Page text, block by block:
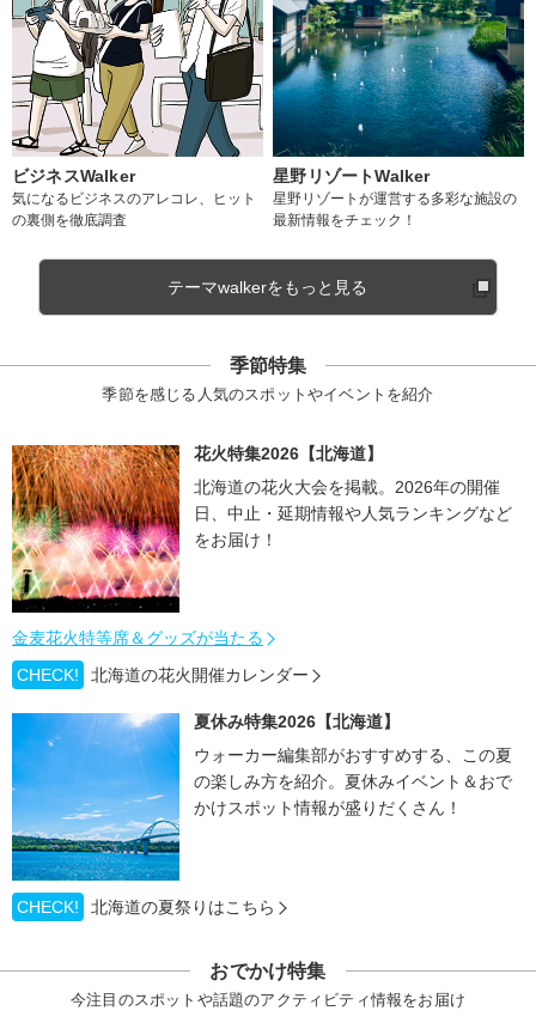
ビジネスWalker
気になるビジネスのアレコレ、ヒット
の裏側を徹底調査
星野リゾートWalker
星野リゾートが運営する多彩な施設の
最新情報をチェック！
テーマwalkerをもっと見る
季節特集
季節を感じる人気のスポットやイベントを紹介
花火特集2026【北海道】
北海道の花火大会を掲載。2026年の開催
日、中止・延期情報や人気ランキングなど
をお届け！
金麦花火特等席＆グッズが当たる
CHECK!
北海道の花火開催カレンダー
夏休み特集2026【北海道】
ウォーカー編集部がおすすめする、この夏
の楽しみ方を紹介。夏休みイベント＆おで
かけスポット情報が盛りだくさん！
CHECK! 北海道の夏祭りはこちら
おでかけ特集
今注目のスポットや話題のアクティビティ情報をお届け